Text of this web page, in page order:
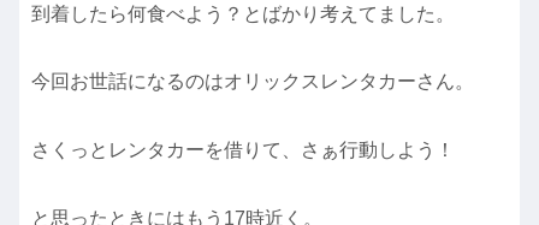
到着したら何食べよう？とばかり考えてました。
今回お世話になるのはオリックスレンタカーさん。
さくっとレンタカーを借りて、さぁ行動しよう！
と思ったときにはもう17時近く。